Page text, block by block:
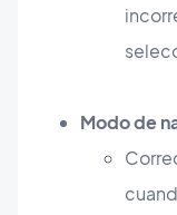
Modo de